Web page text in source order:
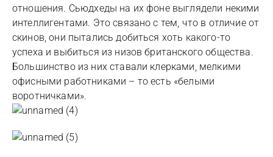
отношения. Сьюдхеды на их фоне выглядели некими
интеллигентами. Это связано с тем, что в отличие от
скинов, они пытались добиться хоть какого-то
успеха и выбиться из низов британского общества.
Большинство из них ставали клерками, мелкими
офисными работниками – то есть «белыми
воротничками».